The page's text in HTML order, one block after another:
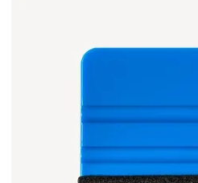
ab 5,99 EUR*
Versandkosten 1,99
EUR
Express
Deutschland